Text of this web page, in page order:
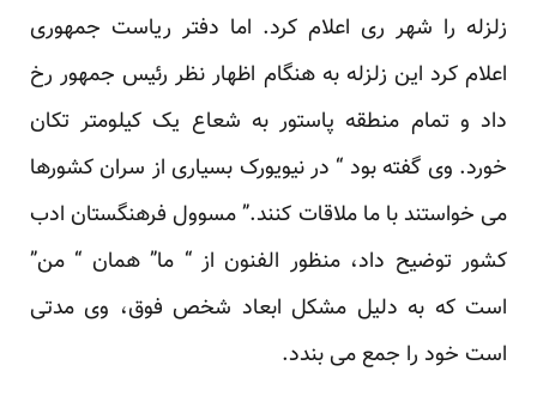
زلزله را شهر ری اعلام کرد. اما دفتر ریاست جمهوری
اعلام کرد این زلزله به هنگام اظهار نظر رئیس جمهور رخ
داد و تمام منطقه پاستور به شعاع یک کیلومتر تکان
خورد. وی گفته بود “ در نیویورک بسیاری از سران کشورها
می خواستند با ما ملاقات کنند.” مسوول فرهنگستان ادب
کشور توضیح داد، منظور الفنون از “ ما” همان “ من”
است که به دلیل مشکل ابعاد شخص فوق، وی مدتی
است خود را جمع می بندد.